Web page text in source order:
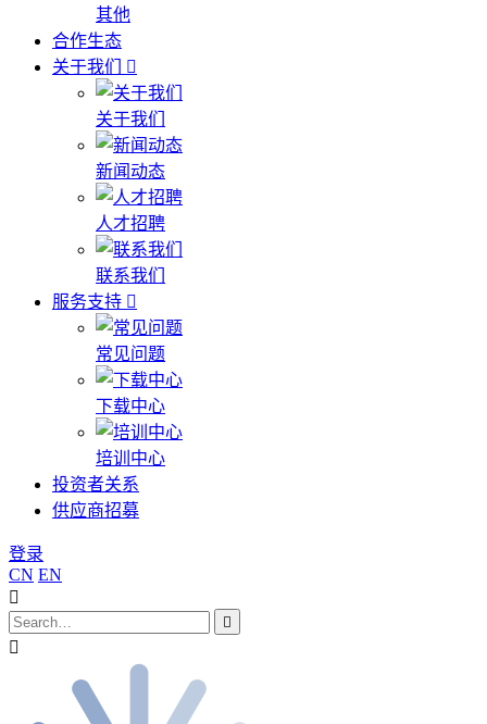
其他
合作生态
关于我们
关于我们
新闻动态
人才招聘
联系我们
服务支持
常见问题
下载中心
培训中心
投资者关系
供应商招募
登录
CN EN